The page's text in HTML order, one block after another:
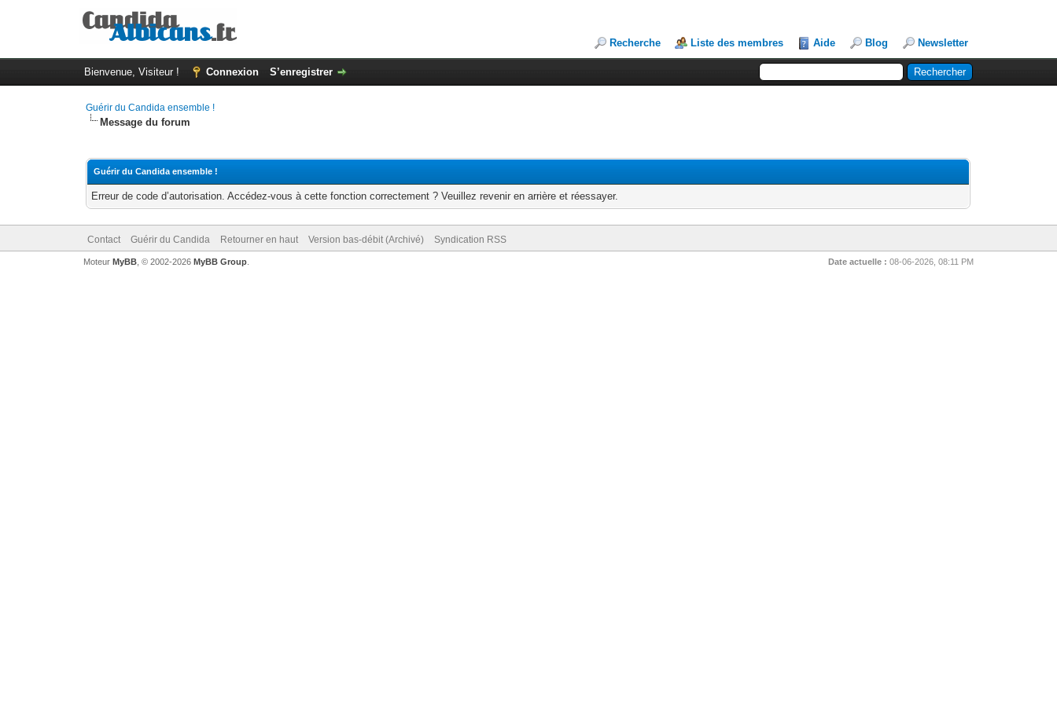
Recherche Liste des membres Aide Blog Newsletter
Bienvenue, Visiteur ! Connexion S’enregistrer
Guérir du Candida ensemble !
Message du forum
Guérir du Candida ensemble !
Erreur de code d’autorisation. Accédez-vous à cette fonction correctement ? Veuillez revenir en arrière et réessayer.
Contact Guérir du Candida Retourner en haut Version bas-débit (Archivé) Syndication RSS
Date actuelle : 08-06-2026, 08:11 PM
Moteur MyBB, © 2002-2026 MyBB Group.